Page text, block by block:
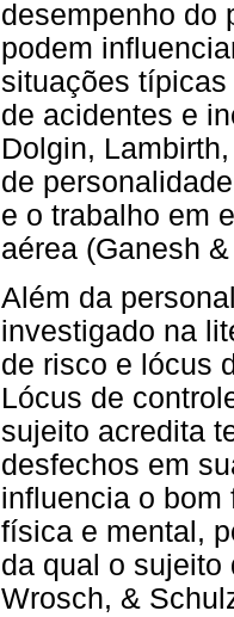
desempenho do
podem
situações
de acidentes e
Dolgin,
de
e o trabalho em
aérea (Ganesh
Além da
investigado na
de risco e lócus
Lócus de
sujeito acredita
desfechos em
influencia o bom
física e mental,
da qual o sujeito
Wrosch, &